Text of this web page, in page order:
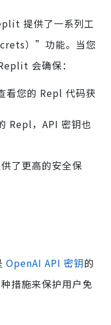
提供了一系列工
）”功能。当您
会确保：
看您的 Repl 代码获
Repl，API 密钥也
了更高的安全保
OpenAI API 密钥的
措施来保护用户免